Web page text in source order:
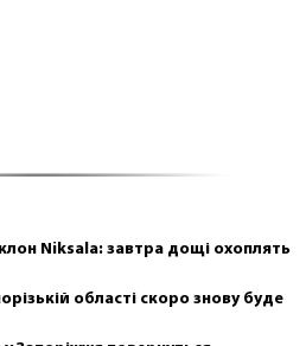
Niksala: завтра дощі охоплять
області скоро знову буде